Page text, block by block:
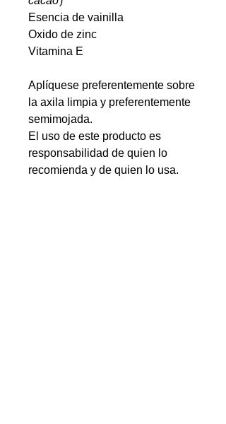
Esencia de vainilla
Oxido de zinc
Vitamina E
Aplíquese preferentemente sobre
la axila limpia y preferentemente
semimojada.
El uso de este producto es
responsabilidad de quien lo
recomienda y de quien lo usa.